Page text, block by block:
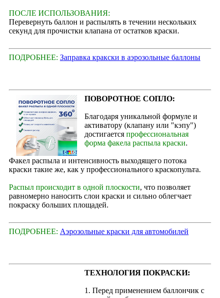
ПОСЛЕ ИСПОЛЬЗОВАНИЯ:
Перевернуть баллон и распылять в течении нескольких
секунд для прочистки клапана от остатков краски.
ПОДРОБНЕЕ: Заправка кракски в аэрозольные баллоны
ПОВОРОТНОЕ СОПЛО:
Благодаря уникальной формуле и
активатору (клапану или "кэпу")
достигается профессиональная
форма факела распыла краски.
Факел распыла и интенсивность выходящего потока
краски такие же, как у профессионального краскопульта.
Распыл происходит в одной плоскости, что позволяет
равномерно наносить слои краски и сильно облегчает
покраску больших площадей.
ПОДРОБНЕЕ: Аэрозольные краски для автомобилей
ТЕХНОЛОГИЯ ПОКРАСКИ:
1. Перед применением баллончик с